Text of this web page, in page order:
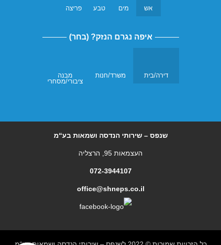
אש מים טבע פריצה
איפה נגרם הנזק? (בחר)
דירה/בית משרד/חנות
מבנה
ציבורי/מסחרי
שנפס – שירותי הנדסה ושמאות בע“מ
העצמאות 95, הרצליה
072-3944107
office@shneps.co.il